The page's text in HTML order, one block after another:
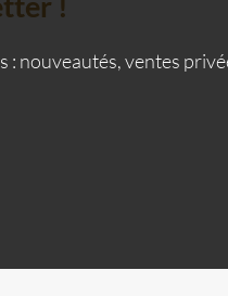
nouveautés, ventes